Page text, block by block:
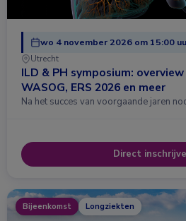
wo 4 november 2026 om 15:00
Utrecht
ILD & PH symposium:
WASOG, ERS 2026 en meer
Na het succes van voorgaande jaren
Direct
Bijeenkomst Longziekten